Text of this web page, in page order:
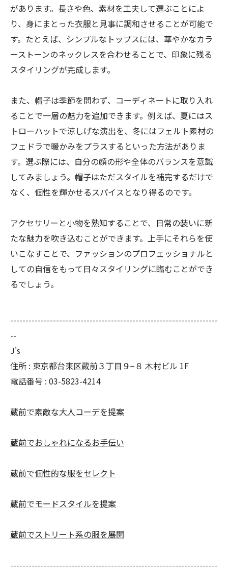
があります。長さや色、素材を工夫して選ぶことによ
り、身にまとった衣服と見事に調和させることが可能で
す。たとえば、シンプルなトップスには、華やかなカラ
ーストーンのネックレスを合わせることで、印象に残る
スタイリングが完成します。
また、帽子は季節を問わず、コーディネートに取り入れ
ることで一層の魅力を追加できます。例えば、夏にはス
トローハットで涼しげな演出を、冬にはフェルト素材の
フェドラで暖かみをプラスするといった方法がありま
す。選ぶ際には、自分の顔の形や全体のバランスを意識
してみましょう。帽子はただスタイルを補完するだけで
なく、個性を輝かせるスパイスとなり得るのです。
アクセサリーと小物を熟知することで、日常の装いに新
たな魅力を吹き込むことができます。上手にそれらを使
いこなすことで、ファッションのプロフェッショナルと
しての自信をもって日々スタイリングに臨むことができ
るでしょう。
--------------------------------------------------------------------
--
J's
住所 : 東京都台東区蔵前３丁目９−８ 木村ビル 1F
電話番号 : 03-5823-4214
蔵前で素敵な大人コーデを提案
蔵前でおしゃれになるお手伝い
蔵前で個性的な服をセレクト
蔵前でモードスタイルを提案
蔵前でストリート系の服を展開
--------------------------------------------------------------------